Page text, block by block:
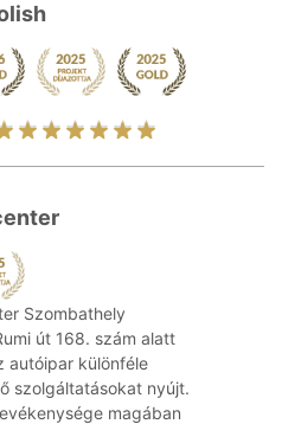
Szombathely
út 168. szám alatt
autóipar különféle
szolgáltatásokat nyújt.
magában